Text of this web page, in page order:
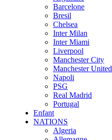
Barcelone
Bresil
Chelsea
Inter Milan
Inter Miami
Liverpool
Manchester City
Manchester United
Napoli
PSG
Real Madrid
Portugal
Enfant
NATIONS
Algeria